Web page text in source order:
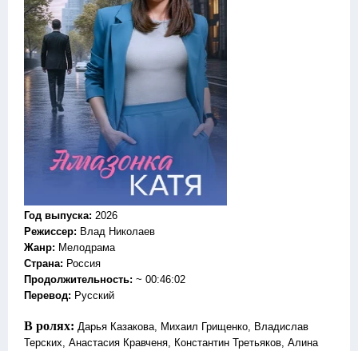
Год выпуска: 2026
Режиссер: Влад Николаев
Жанр: Мелодрама
Страна: Россия
Продолжительность: ~ 00:46:02
Перевод: Русский
В ролях: Дарья Казакова, Михаил Грищенко, Владислав
Терских, Анастасия Кравченя, Константин Третьяков, Алина